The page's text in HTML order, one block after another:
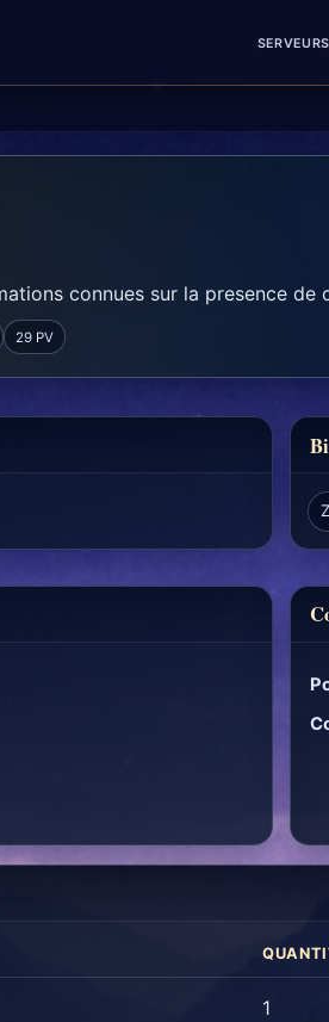
SERVEURS
connues sur la presence
29 PV
1